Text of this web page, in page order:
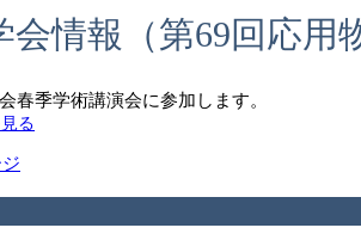
会情報（第69回応用
春季学術講演会に参加します。
る